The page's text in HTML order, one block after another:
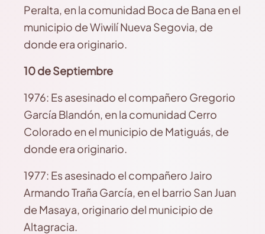
Peralta, en la comunidad Boca de Bana en el
municipio de Wiwilí Nueva Segovia, de
donde era originario.
10 de Septiembre
1976: Es asesinado el compañero Gregorio
García Blandón, en la comunidad Cerro
Colorado en el municipio de Matiguás, de
donde era originario.
1977: Es asesinado el compañero Jairo
Armando Traña García, en el barrio San Juan
de Masaya, originario del municipio de
Altagracia.